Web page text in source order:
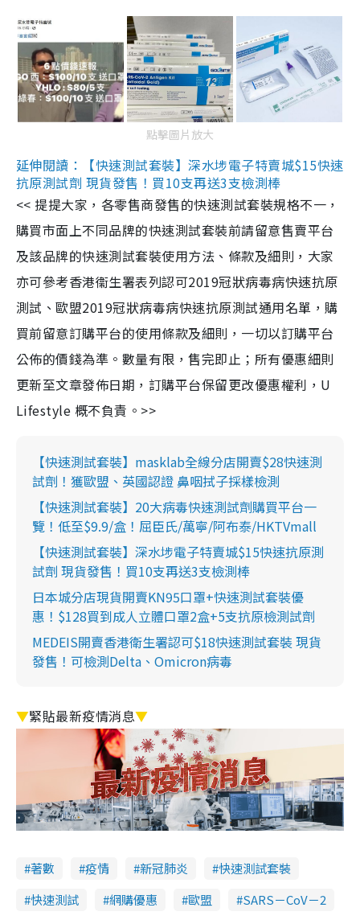
點擊圖片放大
延伸閱讀：【快速測試套裝】深水埗電子特賣城$15快速
抗原測試劑 現貨發售！買10支再送3支檢測棒
<< 提提大家，各零售商發售的快速測試套裝規格不一，
購買市面上不同品牌的快速測試套裝前請留意售賣平台
及該品牌的快速測試套裝使用方法、條款及細則，大家
亦可參考香港衞生署表列認可2019冠狀病毒病快速抗原
測試、歐盟2019冠狀病毒病快速抗原測試通用名單，購
買前留意訂購平台的使用條款及細則，一切以訂購平台
公佈的價錢為準。數量有限，售完即止；所有優惠細則
更新至文章發佈日期，訂購平台保留更改優惠權利，U
Lifestyle 概不負責。>>
【快速測試套裝】masklab全線分店開賣$28快速測
試劑！獲歐盟、英國認證 鼻咽拭子採樣檢測
【快速測試套裝】20大病毒快速測試劑購買平台一
覽！低至$9.9/盒！屈臣氏/萬寧/阿布泰/HKTVmall
【快速測試套裝】深水埗電子特賣城$15快速抗原測
試劑 現貨發售！買10支再送3支檢測棒
日本城分店現貨開賣KN95口罩+快速測試套裝優
惠！$128買到成人立體口罩2盒+5支抗原檢測試劑
MEDEIS開賣香港衛生署認可$18快速測試套裝 現貨
發售！可檢測Delta、Omicron病毒
▼緊貼最新疫情消息▼
著數 疫情 新冠肺炎
快速測試套裝
快速測試
網購優惠 歐盟
SARS－CoV－2